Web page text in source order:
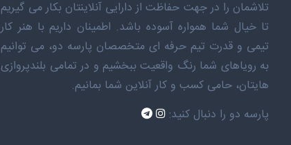
تلاشمان را در جهت حفاظت از دارایی آنلاینتان بکار می گیریم
تا خیال شما همواره آسوده باشد. اطمینان داریم با هنر کار
تیمی و قدرت تیم حرفه ای متخصصان پارسه دو، می توانیم
به رویاهای شما رنگ واقعیت ببخشیم و در تمامی بلندپروازی
هایتان، حامی کسب و کار آنلاین شما بمانیم.
پارسه دو را دنبال کنید: